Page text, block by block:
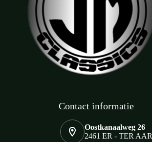
Contact informatie
Oostkanaalweg 26
2461 ER - TER AAR